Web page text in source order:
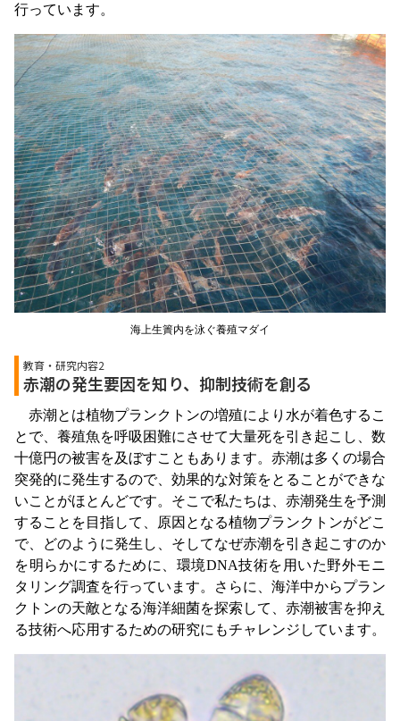
行っています。
海上生簀内を泳ぐ養殖マダイ
教育・研究内容2
赤潮の発生要因を知り、抑制技術を創る
赤潮とは植物プランクトンの増殖により水が着色するこ
とで、養殖魚を呼吸困難にさせて大量死を引き起こし、数
十億円の被害を及ぼすこともあります。赤潮は多くの場合
突発的に発生するので、効果的な対策をとることができな
いことがほとんどです。そこで私たちは、赤潮発生を予測
することを目指して、原因となる植物プランクトンがどこ
で、どのように発生し、そしてなぜ赤潮を引き起こすのか
を明らかにするために、環境DNA技術を用いた野外モニ
タリング調査を行っています。さらに、海洋中からプラン
クトンの天敵となる海洋細菌を探索して、赤潮被害を抑え
る技術へ応用するための研究にもチャレンジしています。